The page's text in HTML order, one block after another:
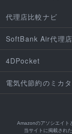
代理店比較ナビ
SoftBank Air代理
4DPocket
電気代節約のミカタ
Amazonのアソシエイト
当サイトに掲載され